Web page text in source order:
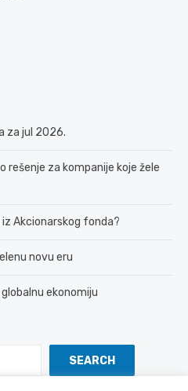
za jul 2026.
rešenje za kompanije koje žele
iz Akcionarskog fonda?
novu eru
ekonomiju
SEARCH